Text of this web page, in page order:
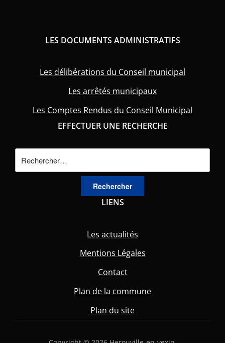
LES DOCUMENTS ADMINISTRATIFS
Les délibérations du Conseil municipal
Les arrêtés municipaux
Les Comptes Rendus du Conseil Municipal
EFFECTUER UNE RECHERCHE
LIENS
Les actualités
Mentions Légales
Contact
Plan de la commune
Plan du site